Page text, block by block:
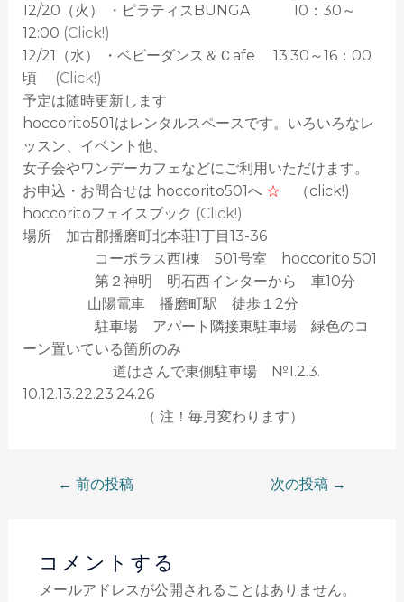
12/20（火） ・ピラティスBUNGA 10：30～
12:00 (Click!)
12/21（水） ・ベビーダンス＆Ｃafe 13:30～16：00
頃
(Click!)
予定は随時更新します
hoccorito501はレンタルスペースです。いろいろなレ
ッスン、イベント他、
女子会やワンデーカフェなどにご利用いただけます。
お申込・お問合せは hoccorito501へ ☆ （click!)
hoccoritoフェイスブック (Click!)
場所 加古郡播磨町北本荘1丁目13-36
コーポラス西I棟 501号室 hoccorito 501
第２神明 明石西インターから 車10分
山陽電車 播磨町駅 徒歩１2分
駐車場 アパート隣接東駐車場 緑色のコ
ーン置いている箇所のみ
道はさんで東側駐車場 №1.2.3.
10.12.13.22.23.24.26
（ 注！毎月変わります）
← 前の投稿 次の投稿 →
コメントする
メールアドレスが公開されることはありません。